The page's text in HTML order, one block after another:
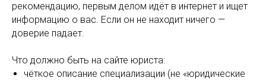
рекомендацию, первым делом идёт в интернет и ищет
информацию о вас. Если он не находит ничего —
доверие падает.
Что должно быть на сайте юриста:
чёткое описание специализации (не «юридические